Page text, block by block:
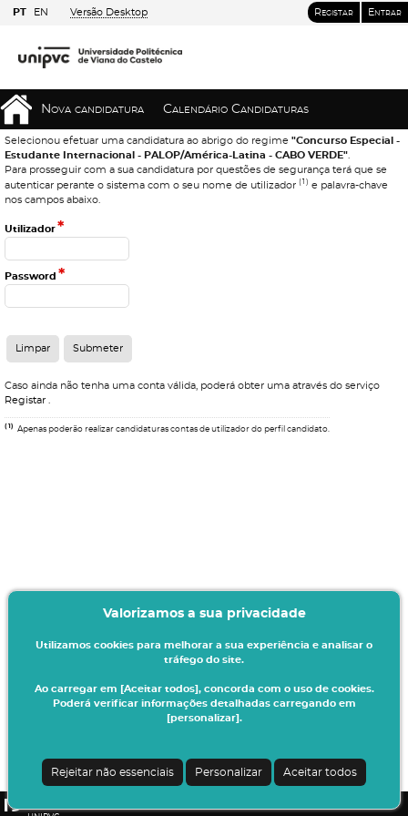
PT EN Versão Desktop Registar Entrar
Nova candidatura Calendário Candidaturas
Selecionou efetuar uma candidatura ao abrigo do regime "Concurso Especial -
Estudante Internacional - PALOP/América-Latina - CABO VERDE"
Para prosseguir com a sua candidatura por questões de segurança terá que se
autenticar perante o sistema com o seu nome de utilizador (1) e palavra-chave
nos campos abaixo.
Utilizador*
Password *
Caso ainda não tenha uma conta válida, poderá obter uma através do serviço
Registar
(1) Apenas poderão realizar candidaturas contas de utilizador do perfil candidato.
sua matrícula/inscrição no presente ano letivo.
Todos os dados introduzidos serão da sua responsabilidade.
Valorizamos a sua privacidade
Utilizamos cookies para melhorar a sua experiência e analisar o
tráfego do site.
Ao carregar em [Aceitar todos], concorda com o uso de cookies.
Poderá verificar informações detalhadas carregando em
[personalizar].
Rejeitar não essenciais Personalizar Aceitar todos